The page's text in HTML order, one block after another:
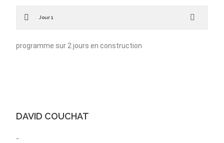
Jour 1
programme sur 2 jours en construction
DAVID COUCHAT
-